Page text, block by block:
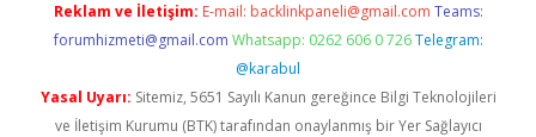
Reklam ve İletişim: E-mail: backlinkpaneli@gmail.com Teams:
forumhizmeti@gmail.com Whatsapp: 0262 606 0 726 Telegram:
@karabul
Yasal Uyarı: Sitemiz, 5651 Sayılı Kanun gereğince Bilgi Teknolojileri
ve İletişim Kurumu (BTK) tarafından onaylanmış bir Yer Sağlayıcı